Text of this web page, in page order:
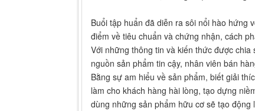
Buổi tập huẩn đã diễn ra sôi nổi hào hứng
điểm về tiêu chuẩn và chứng nhận, cách
Với những thông tin và kiến thức được
nguồn sản phẩm tin cậy, nhân viên bán
Bằng sự am hiểu về sản phẩm, biết giải
làm cho khách hàng hài lòng, tạo dựng
dùng những sản phẩm hữu cơ sẽ tạo